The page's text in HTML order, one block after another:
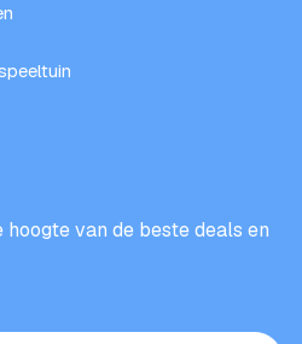
van de beste deals en